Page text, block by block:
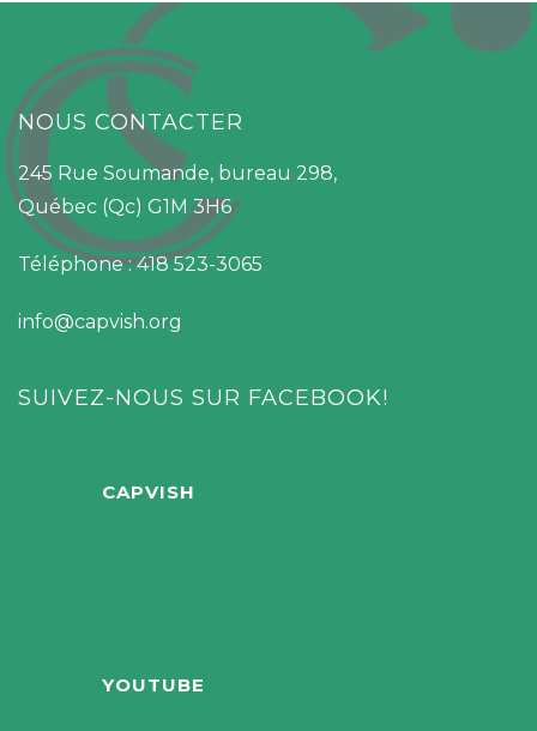
NOUS CONTACTER
245 Rue Soumande, bureau 298,
Québec (Qc) G1M 3H6
Téléphone : 418 523-3065
info@capvish.org
SUIVEZ-NOUS SUR FACEBOOK!
CAPVISH
YOUTUBE